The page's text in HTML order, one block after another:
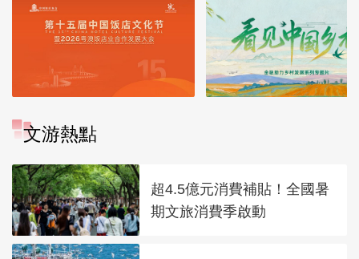
文游熱點
超4.5億元消費補貼！全國暑
期文旅消費季啟動